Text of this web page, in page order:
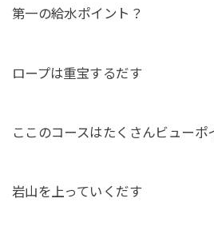
第一の給水ポイント？
ロープは重宝するだす
ここのコースはたくさんビューポ
岩山を上っていくだす